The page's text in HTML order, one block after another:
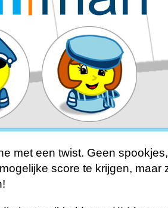
met een twist. Geen
score te krijgen, maar